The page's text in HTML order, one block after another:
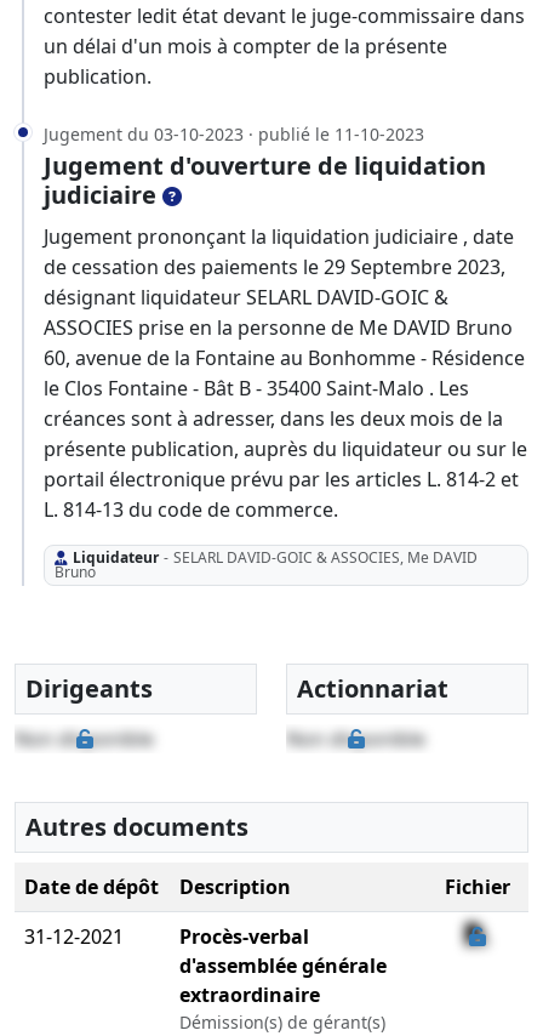
contester ledit état devant le juge-commissaire dans
un délai d'un mois à compter de la présente
publication.
Jugement du 03-10-2023 · publié le 11-10-2023
Jugement d'ouverture de liquidation
judiciaire
Jugement prononçant la liquidation judiciaire , date
de cessation des paiements le 29 Septembre 2023,
désignant liquidateur SELARL DAVID-GOIC &
ASSOCIES prise en la personne de Me DAVID Bruno
60, avenue de la Fontaine au Bonhomme - Résidence
le Clos Fontaine - Bât B - 35400 Saint-Malo . Les
créances sont à adresser, dans les deux mois de la
présente publication, auprès du liquidateur ou sur le
portail électronique prévu par les articles L. 814-2 et
L. 814-13 du code de commerce.
Liquidateur - SELARL DAVID-GOIC & ASSOCIES, Me DAVID
Bruno
Dirigeants
Non disponible
Actionnariat
Non disponible
Autres documents
Date de dépôt Description
Fichier
31-12-2021
Procès-verbal
d'assemblée générale
extraordinaire
Démission(s) de gérant(s)